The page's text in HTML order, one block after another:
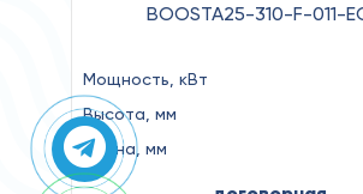
BOOSTA25-310-F-011-
Мощность, кВт
Высота, мм
Длина, мм